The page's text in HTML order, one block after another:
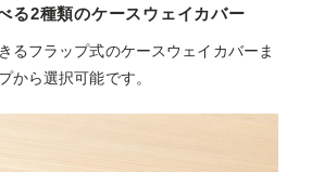
る2種類のケースウェイカバー
るフラップ式のケースウェイカバーま
から選択可能です。